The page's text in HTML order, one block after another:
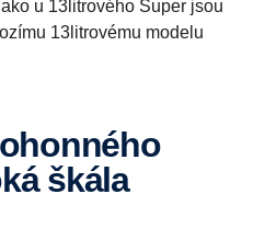
u 13litrového Super jsou
13litrovému modelu
škála